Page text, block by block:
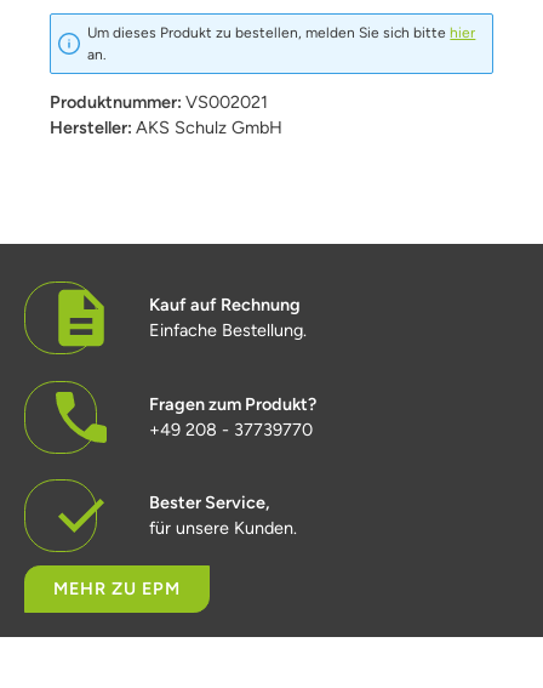
Um dieses Produkt zu bestellen, melden Sie sich bitte hier
an.
Produktnummer: VS002021
Hersteller: AKS Schulz GmbH
Kauf auf Rechnung
Einfache Bestellung.
Fragen zum Produkt?
+49 208 - 37739770
Bester Service,
für unsere Kunden.
MEHR ZU EPM